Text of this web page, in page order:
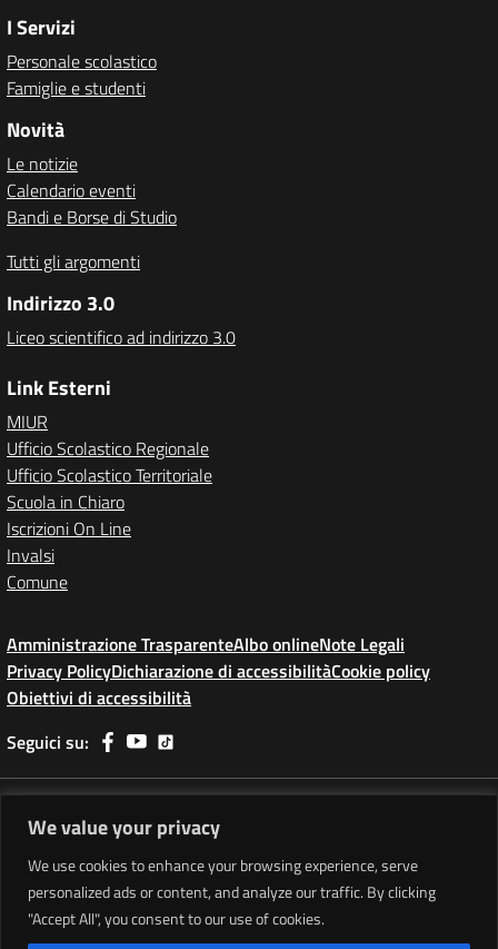
We value your privacy
We use cookies to enhance your browsing experience, serve
personalized ads or content, and analyze our traffic. By clicking
"Accept All", you consent to our use of cookies.
I Servizi
Personale scolastico
Famiglie e studenti
Novità
Le notizie
Calendario eventi
Bandi e Borse di Studio
Tutti gli argomenti
Indirizzo 3.0
Liceo scientifico ad indirizzo 3.0
Link Esterni
MIUR
Ufficio Scolastico Regionale
Ufficio Scolastico Territoriale
Scuola in Chiaro
Iscrizioni On Line
Invalsi
Comune
Amministrazione TrasparenteAlbo onlineNote Legali
Privacy PolicyDichiarazione di accessibilitàCookie policy
Obiettivi di accessibilità
Seguici su:
Centralino:+39 187 610831 Email:
Posta elettronica certificata (PEC):spis01100v@pec.istruzione.it
Codice fiscale: 90029230118
Codice meccanografico:SPIS01100V